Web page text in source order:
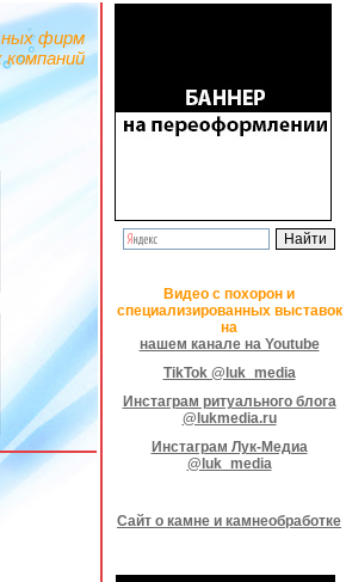
фирм
компаний
Видео с похорон и
специализированных выставок
на
нашем канале на Youtube
TikTok @luk_media
Инстаграм ритуального блога
@lukmedia.ru
Инстаграм Лук-Медиа
@luk_media
Сайт о камне и камнеобработке